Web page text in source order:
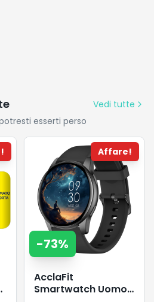
Vedi tutte
esserti perso
Affare!
-73%
AcclaFit
Smartwatch Uomo